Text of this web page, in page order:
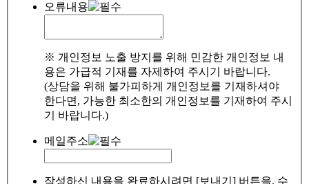
오류내용
※ 개인정보 노출 방지를 위해 민감한 개인정보 내
용은 가급적 기재를 자제하여 주시기 바랍니다.
(상담을 위해 불가피하게 개인정보를 기재하셔야
한다면, 가능한 최소한의 개인정보를 기재하여 주시
기 바랍니다.)
메일주소
작성하신 내용을 완료하시려면 [보내기] 버튼을, 수